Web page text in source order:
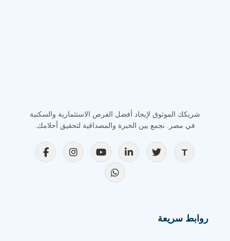
شريكك الموثوق لإيجاد أفضل الفرص الاستثمارية والسكنية
في مصر. نجمع بين الخبرة والمصداقية لتحقيق أحلامك.
روابط سريعة